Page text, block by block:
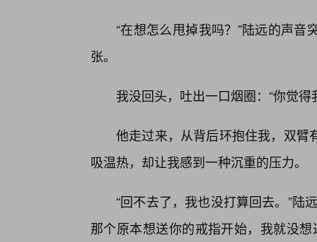
“在想怎么甩掉我吗？”陆远的声
张。
我没回头，吐出一口烟圈：“你觉
他走过来，从背后环抱住我，双臂
吸温热，却让我感到一种沉重的压力。
“回不去了，我也没打算回去。”陆
那个原本想送你的戒指开始，我就没